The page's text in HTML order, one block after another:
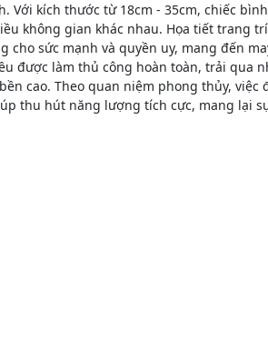
Với kích thước từ 18cm - 35cm, chiếc
không gian khác nhau. Họa tiết trang
cho sức mạnh và quyền uy, mang đến
được làm thủ công hoàn toàn, trải qua
cao. Theo quan niệm phong thủy,
thu hút năng lượng tích cực, mang lại